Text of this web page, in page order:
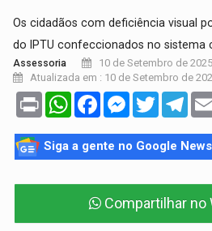
Os cidadãos com deficiência visual
do IPTU confeccionados no sistema
Assessoria
10 de Setembro de
Atualizada em : 10 de Setembro de
Print WhatsAppFacebookMessenger
Twitter
Siga a gente no Google News
Compartilhar no